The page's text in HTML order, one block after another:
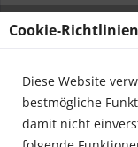
Cookie-Richtlinien
Diese Website
bestmögliche
damit nicht